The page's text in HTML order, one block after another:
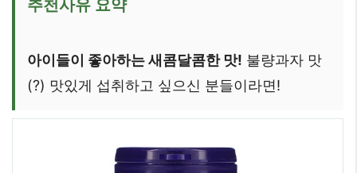
추천사유 요약
아이들이 좋아하는 새콤달콤한 맛! 불량과자 맛
(?) 맛있게 섭취하고 싶으신 분들이라면!